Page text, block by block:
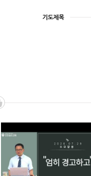
기도제목